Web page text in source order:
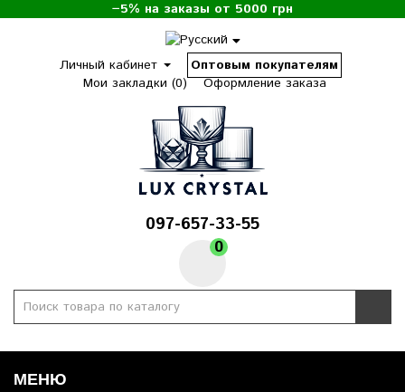
−5% на заказы от 5000 грн
Личный кабинет
Оптовым покупателям
Мои закладки (0)
Оформление заказа
097-657-33-55
0
МЕНЮ